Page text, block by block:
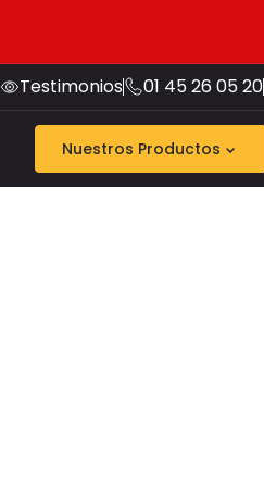
Testimonios 01 45 26 05 20
Nuestros Productos